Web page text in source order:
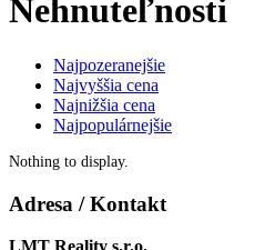
Nehnuteľnosti
Najpozeranejšie
Najvyššia cena
Najnižšia cena
Najpopulárnejšie
Nothing to display.
Adresa / Kontakt